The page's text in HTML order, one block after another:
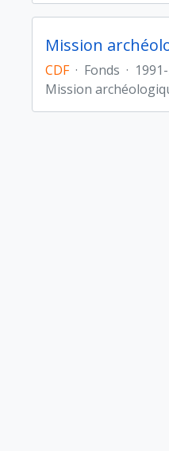
Mission
CDF · Fonds ·
Mission